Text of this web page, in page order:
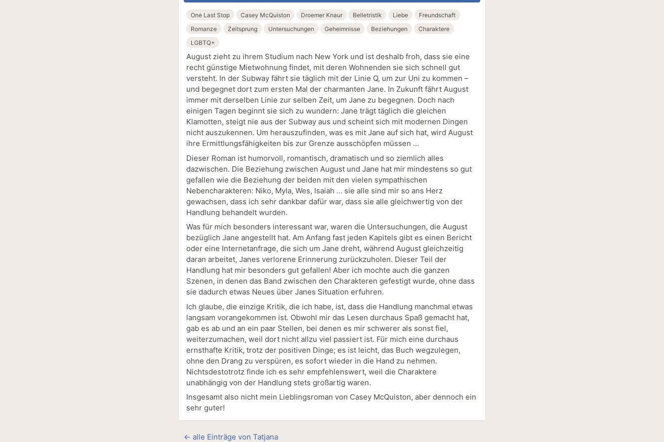
One Last Stop Casey McQuiston Droemer Knaur Belletristik Liebe
Freundschaft
Romanze
Zeitsprung Untersuchungen Geheimnisse Beziehungen
Charaktere
LGBTQ+
August zieht zu ihrem Studium nach New York und ist deshalb froh, dass sie eine
recht günstige Mietwohnung findet, mit deren Wohnenden sie sich schnell gut
versteht. In der Subway fährt sie täglich mit der Linie Q, um zur Uni zu kommen –
und begegnet dort zum ersten Mal der charmanten Jane. In Zukunft fährt August
immer mit derselben Linie zur selben Zeit, um Jane zu begegnen. Doch nach
einigen Tagen beginnt sie sich zu wundern: Jane trägt täglich die gleichen
Klamotten, steigt nie aus der Subway aus und scheint sich mit modernen Dingen
nicht auszukennen. Um herauszufinden, was es mit Jane auf sich hat, wird August
ihre Ermittlungsfähigkeiten bis zur Grenze ausschöpfen müssen …
Dieser Roman ist humorvoll, romantisch, dramatisch und so ziemlich alles
dazwischen. Die Beziehung zwischen August und Jane hat mir mindestens so gut
gefallen wie die Beziehung der beiden mit den vielen sympathischen
Nebencharakteren: Niko, Myla, Wes, Isaiah … sie alle sind mir so ans Herz
gewachsen, dass ich sehr dankbar dafür war, dass sie alle gleichwertig von der
Handlung behandelt wurden.
Was für mich besonders interessant war, waren die Untersuchungen, die August
bezüglich Jane angestellt hat. Am Anfang fast jeden Kapitels gibt es einen Bericht
oder eine Internetanfrage, die sich um Jane dreht, während August gleichzeitig
daran arbeitet, Janes verlorene Erinnerung zurückzuholen. Dieser Teil der
Handlung hat mir besonders gut gefallen! Aber ich mochte auch die ganzen
Szenen, in denen das Band zwischen den Charakteren gefestigt wurde, ohne dass
sie dadurch etwas Neues über Janes Situation erfuhren.
Ich glaube, die einzige Kritik, die ich habe, ist, dass die Handlung manchmal etwas
langsam vorangekommen ist. Obwohl mir das Lesen durchaus Spaß gemacht hat,
gab es ab und an ein paar Stellen, bei denen es mir schwerer als sonst fiel,
weiterzumachen, weil dort nicht allzu viel passiert ist. Für mich eine durchaus
ernsthafte Kritik, trotz der positiven Dinge; es ist leicht, das Buch wegzulegen,
ohne den Drang zu verspüren, es sofort wieder in die Hand zu nehmen.
Nichtsdestotrotz finde ich es sehr empfehlenswert, weil die Charaktere
unabhängig von der Handlung stets großartig waren.
Insgesamt also nicht mein Lieblingsroman von Casey McQuiston, aber dennoch ein
sehr guter!
← alle Einträge von Tatjana